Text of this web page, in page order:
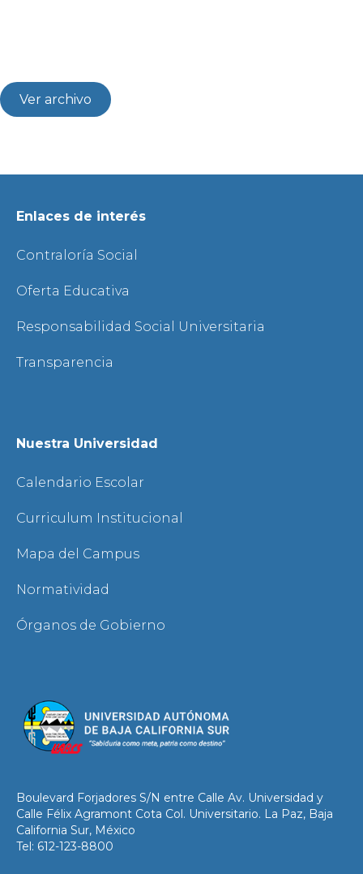
Ver archivo
Enlaces de interés
Contraloría Social
Oferta Educativa
Responsabilidad Social Universitaria
Transparencia
Nuestra Universidad
Calendario Escolar
Curriculum Institucional
Mapa del Campus
Normatividad
Órganos de Gobierno
Boulevard Forjadores S/N entre Calle Av. Universidad y
Calle Félix Agramont Cota Col. Universitario. La Paz, Baja
California Sur, México
Tel: 612-123-8800